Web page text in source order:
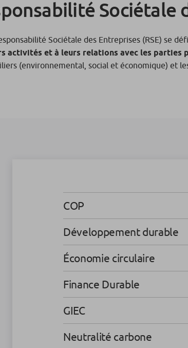
Sociétale
Sociétale des Entreprises (RSE) se
activités et à leurs relations avec les parties
(environnemental, social et économique)
COP
Développement durable
Économie circulaire
Finance Durable
GIEC
Neutralité carbone